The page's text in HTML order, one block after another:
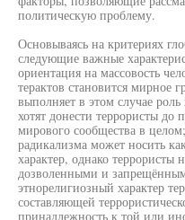
политическую проблему.
Основываясь на критериях
следующие важные
ориентация на массовость
терактов становится мирное
выполняет в этом случае
хотят донести террористы до
мирового сообщества в
радикализма может носить
характер, однако
дозволенными и
этнорелигиозный характер
составляющей
принадлежность к той или